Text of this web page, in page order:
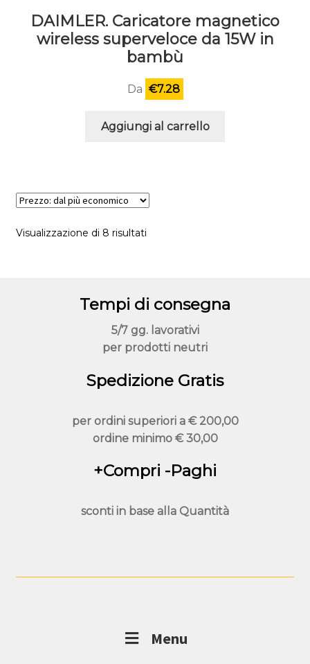
DAIMLER. Caricatore magnetico
wireless superveloce da 15W in
bambù
Da €7.28
Aggiungi al carrello
Visualizzazione di 8 risultati
Tempi di consegna
5/7 gg. lavorativi
per prodotti neutri
Spedizione Gratis
per ordini superiori a € 200,00
ordine minimo€ 30,00
+Compri -Paghi
sconti in base alla Quantità
Menu